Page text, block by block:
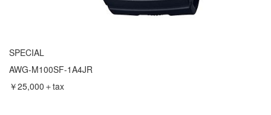
SPECIAL
AWG-M100SF-1A4JR
￥25,000＋tax